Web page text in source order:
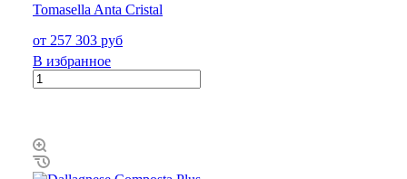
Tomasella Anta Cristal
от 257 303 руб
В избранное